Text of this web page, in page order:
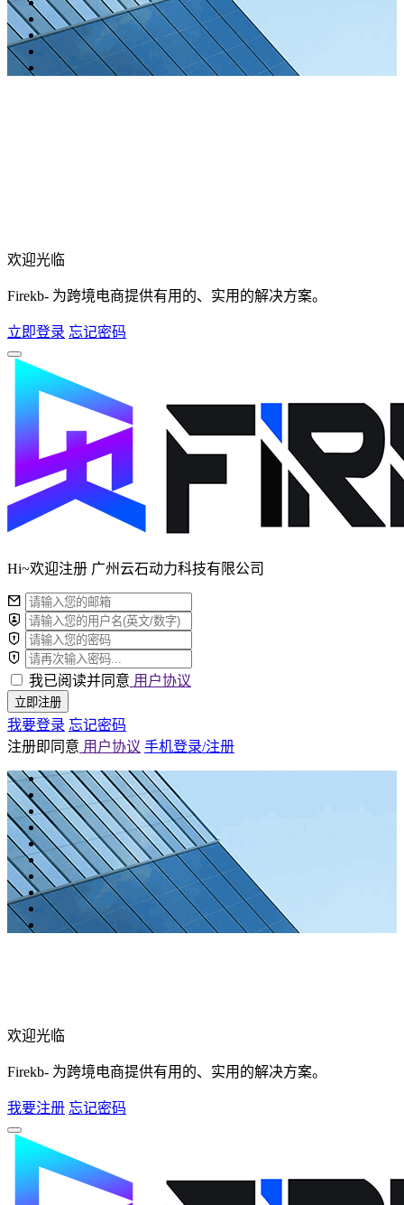
欢迎光临
Firekb- 为跨境电商提供有用的、实用的解决方案。
立即登录 忘记密码
Hi~欢迎注册 广州云石动力科技有限公司
我已阅读并同意 用户协议
立即注册
我要登录 忘记密码
注册即同意 用户协议 手机登录/注册
欢迎光临
Firekb- 为跨境电商提供有用的、实用的解决方案。
我要注册 忘记密码